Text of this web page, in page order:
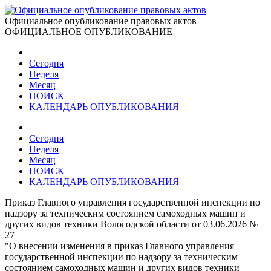
Официальное опубликование правовых актов
ОФИЦИАЛЬНОЕ ОПУБЛИКОВАНИЕ
Сегодня
Неделя
Месяц
ПОИСК
КАЛЕНДАРЬ ОПУБЛИКОВАНИЯ
Сегодня
Неделя
Месяц
ПОИСК
КАЛЕНДАРЬ ОПУБЛИКОВАНИЯ
Приказ Главного управления государственной инспекции по
надзору за техническим состоянием самоходных машин и
других видов техники Вологодской области от 03.06.2026 №
27
"О внесении изменения в приказ Главного управления
государственной инспекции по надзору за техническим
состоянием самоходных машин и других видов техники